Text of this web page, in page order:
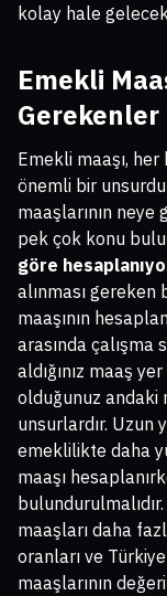
kolay hale
Emekli
Gerekenler
Emekli maaşı,
önemli bir
maaşlarının neye
pek çok konu
göre
alınması gereken
maaşının
arasında çalışma
aldığınız maaş
olduğunuz andaki
unsurlardır. Uzun
emeklilikte daha
maaşı
maaşları daha
oranları ve
maaşlarının